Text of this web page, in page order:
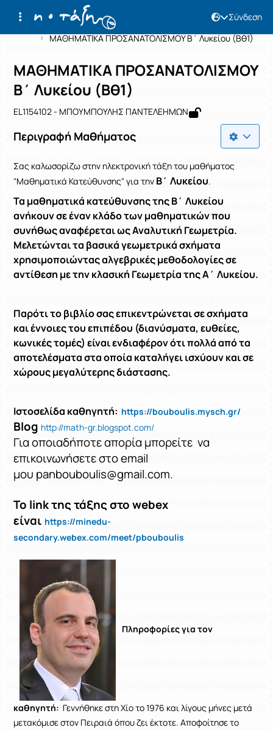
Σύνδεση
Αρχική Σελίδα
ΜΑΘΗΜΑΤΙΚΑ ΠΡΟΣΑΝΑΤΟΛΙΣΜΟΥ Β΄ Λυκείου (Βθ1)
Μάθημα : ΜΑΘΗΜΑΤΙΚΑ
Κωδικός : EL1154102
ΜΑΘΗΜΑΤΙΚΑ ΠΡΟΣΑΝΑΤΟΛΙΣΜΟΥ
Β΄ Λυκείου (Βθ1)
EL1154102 - ΜΠΟΥΜΠΟΥΛΗΣ ΠΑΝΤΕΛΕΗΜΩΝ
Περιγραφή Μαθήματος
Σας καλωσορίζω στην ηλεκτρονική τάξη του μαθήματος
"Μαθηματικά Κατεύθυνσης"για την Β΄ Λυκείου.
Τα μαθηματικά κατεύθυνσης της Β΄ Λυκείου
ανήκουν σε έναν κλάδο των μαθηματικών που
συνήθως αναφέρεται ως Αναλυτική Γεωμετρία.
Μελετώνται τα βασικά γεωμετρικά σχήματα
χρησιμοποιώντας αλγεβρικές μεθοδολογίες σε
αντίθεση με την κλασική Γεωμετρία της Α΄ Λυκείου.
Παρότι το βιβλίο σας επικεντρώνεται σε σχήματα
και έννοιες του επιπέδου (διανύσματα, ευθείες,
κωνικές τομές) είναι ενδιαφέρον ότι πολλά από τα
αποτελέσματα στα οποία καταλήγει ισχύουν και σε
χώρους μεγαλύτερης διάστασης.
Ιστοσελίδα καθηγητή: https://bouboulis.mysch.gr/
Blog http://math-gr.blogspot.com/
Για οποιαδήποτε απορία μπορείτε να
επικοινωνήσετε στο email
μου panbouboulis@gmail.com.
Το link της τάξης στο webex
είναι https://minedu-
secondary.webex.com/meet/pbouboulis
Πληροφορίες για τον
καθηγητή: Γεννήθηκε στη Χίο το 1976 και λίγους μήνες μετά
μετακόμισε στον Πειραιά όπου ζει έκτοτε. Αποφοίτησε το